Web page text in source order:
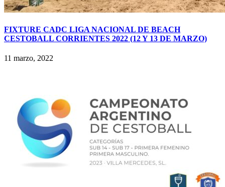
FIXTURE CADC LIGA NACIONAL DE BEACH
CESTOBALL CORRIENTES 2022 (12 Y 13 DE MARZO)
11 marzo, 2022